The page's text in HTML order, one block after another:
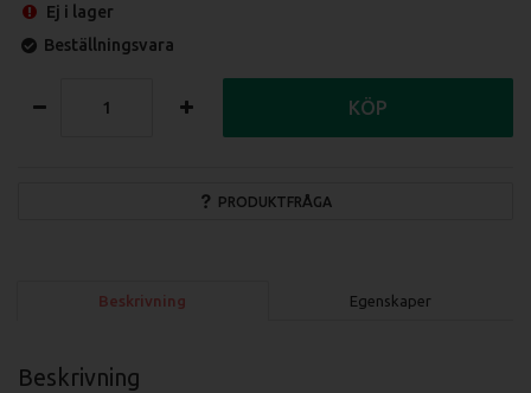
Ej i lager
Beställningsvara
PRODUKTFRÅGA
KÖP
Beskrivning Egenskaper
Beskrivning